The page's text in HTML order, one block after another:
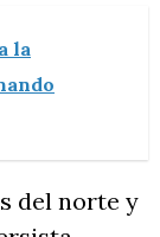
la
del norte y